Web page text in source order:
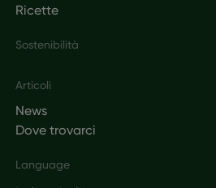
Ricette
Sostenibilità
Articoli
News
Dove trovarci
Language